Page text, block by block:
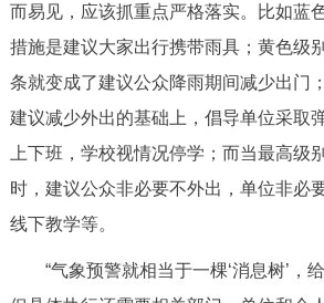
而易见，应该抓重点严格落实。比如蓝
措施是建议大家出行携带雨具；黄色级
条就变成了建议公众降雨期间减少出门
建议减少外出的基础上，倡导单位采取
上下班，学校视情况停学；而当最高级
时，建议公众非必要不外出，单位非必
线下教学等。
“气象预警就相当于一棵‘消息树’，